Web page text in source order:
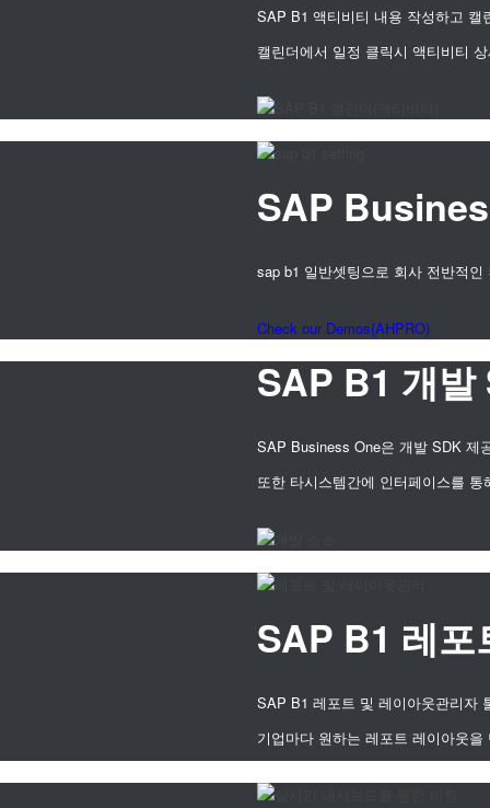
SAP B1 액티비티 내용 작성하고 캘
캘린더에서 일정 클릭시 액티비티
SAP
sap b1 일반셋팅으로 회사 전반적
Check our Demos(AHPRO)
SAP B1 개발
SAP Business One은 개발 SDK 제
또한 타시스템간에 인터페이스를
SAP B1 레포
SAP B1 레포트 및 레이아웃관리자
기업마다 원하는 레포트 레이아웃